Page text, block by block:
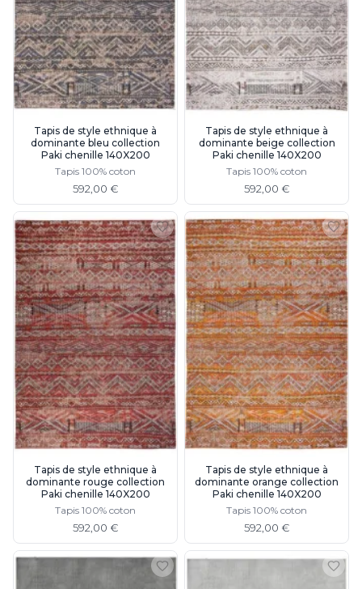
Suspension
Classique
Applique
Lampadaire
Lampe de table
Lustre
Extérieur
Applique d'extérieur
Balise d'extérieur
Lampe d'extérieur
Plafonnier d'extérieur
Spot & projecteur d'extérieur
Suspension d'extérieur
Tapis
Tapis contemporain
Tapis en peau
Enfants
Luminaire enfant
Autres
Miroir
Rangement
Table d'appoint
Accessoires
Accessoires luminaire
Ampoule
Interrupteurs
Toutes nos marques
Aldo Bernardi
Angel des Montagnes
Aromas
Arteriors
Tapis de style ethnique à
dominante bleu collection
Paki chenille 140X200
Tapis 100% coton
592,00 €
Tapis de style ethnique à
dominante beige collection
Paki chenille 140X200
Tapis 100% coton
592,00 €
Tapis de style ethnique à
dominante rouge collection
Paki chenille 140X200
Tapis 100% coton
592,00 €
Tapis de style ethnique à
dominante orange collection
Paki chenille 140X200
Tapis 100% coton
592,00 €